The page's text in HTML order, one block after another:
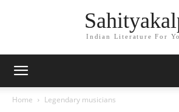
Indian Literature For
Home Legendary musicians